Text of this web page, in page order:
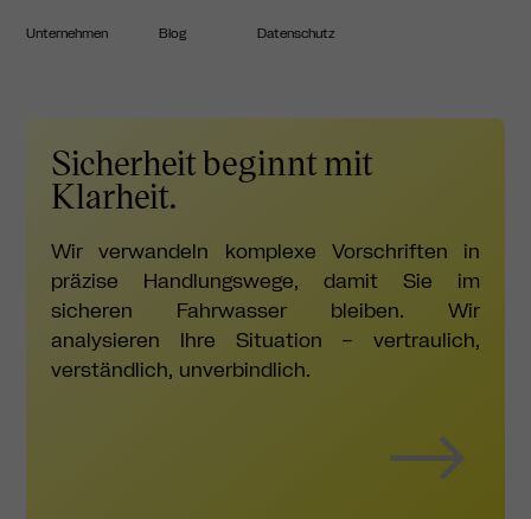
Unternehmen Blog Datenschutz
Sicherheit beginnt mit
Klarheit.
Wir verwandeln komplexe Vorschriften in
präzise Handlungswege, damit Sie im
sicheren Fahrwasser bleiben. Wir
analysieren Ihre Situation – vertraulich,
verständlich, unverbindlich.